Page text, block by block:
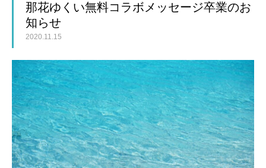
那花ゆくい無料コラボメッセージ卒業のお
知らせ
2020.11.15